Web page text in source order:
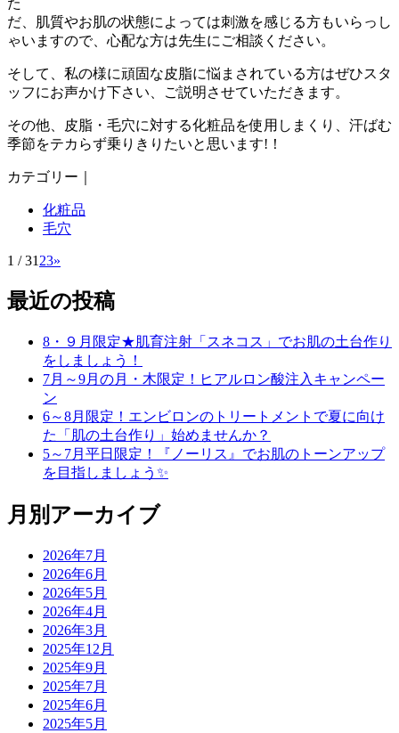
た
だ、肌質やお肌の状態によっては刺激を感じる方もいらっし
ゃいますので、心配な方は先生にご相談ください。
そして、私の様に頑固な皮脂に悩まされている方はぜひスタ
ッフにお声かけ下さい、ご説明させていただきます。
その他、皮脂・毛穴に対する化粧品を使用しまくり、汗ばむ
季節をテカらず乗りきりたいと思います!！
カテゴリー｜
化粧品
毛穴
1 / 31 23»
最近の投稿
8・９月限定★肌育注射「スネコス」でお肌の土台作り
をしましょう！
7月～9月の月・木限定！ヒアルロン酸注入キャンペー
ン
6～8月限定！エンビロンのトリートメントで夏に向け
た「肌の土台作り」始めませんか？
5～7月平日限定！『ノーリス』でお肌のトーンアップ
を目指しましょう✨
月別アーカイブ
2026年7月
2026年6月
2026年5月
2026年4月
2026年3月
2025年12月
2025年9月
2025年7月
2025年6月
2025年5月